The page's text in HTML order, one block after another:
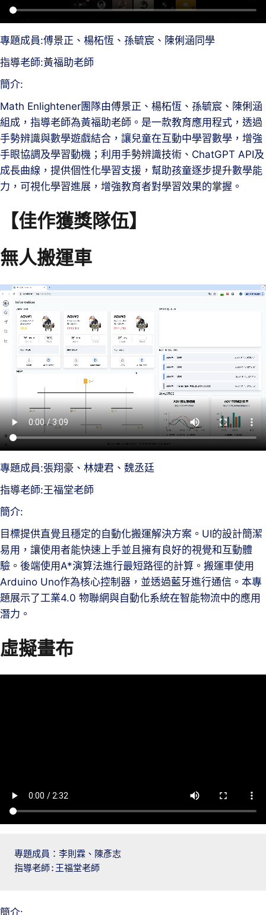
專題成員:傅景正、楊柘恆、孫毓宸、陳俐涵同學
指導老師:黃福助老師
簡介:
Math Enlightener團隊由傅景正、楊柘恆、孫毓宸、陳俐涵
組成，指導老師為黃福助老師。是一款教育應用程式，透過
手勢辨識與數學遊戲結合，讓兒童在互動中學習數學，增強
手眼協調及學習動機；利用手勢辨識技術、ChatGPT API及
成長曲線，提供個性化學習支援，幫助孩童逐步提升數學能
力，可視化學習進展，增強教育者對學習效果的掌握。
【佳作獲獎隊伍】
無人搬運車
專題成員:張翔豪、林婕君、魏丞廷
指導老師:王福堂老師
簡介:
目標提供直覺且穩定的自動化搬運解決方案。UI的設計簡潔
易用，讓使用者能快速上手並且擁有良好的視覺和互動體
驗。後端使用A*演算法進行最短路徑的計算。搬運車使用
Arduino Uno作為核心控制器，並透過藍牙進行通信。本專
題展示了工業4.0 物聯網與自動化系統在智能物流中的應用
潛力。
虛擬畫布
專題成員：李則霖、陳彥志
指導老師:王福堂老師